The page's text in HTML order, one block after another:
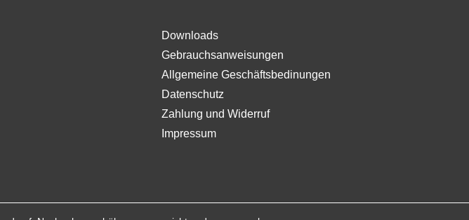
Downloads
Gebrauchsanweisungen
Allgemeine Geschäftsbedinungen
Datenschutz
Zahlung und Widerruf
Impressum